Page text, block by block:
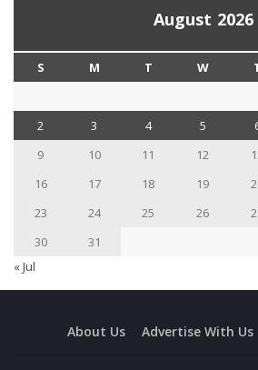
August 2026
S M T W
2
3 4 5
9
10 11 12
16
17 18 19
23
24 25 26
30
31
« Jul
About Us Advertise With Us